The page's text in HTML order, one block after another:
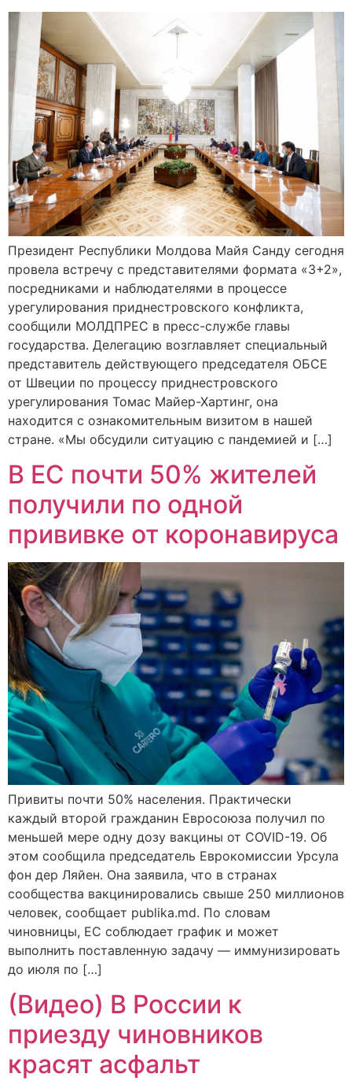
Президент Республики Молдова Майя Санду сегодня
провела встречу с представителями формата «3+2»,
посредниками и наблюдателями в процессе
урегулирования приднестровского конфликта,
сообщили МОЛДПРЕС в пресс-службе главы
государства. Делегацию возглавляет специальный
представитель действующего председателя ОБСЕ
от Швеции по процессу приднестровского
урегулирования Томас Майер-Хартинг, она
находится с ознакомительным визитом в нашей
стране. «Мы обсудили ситуацию с пандемией и […]
В ЕС почти 50% жителей
получили по одной
прививке от коронавируса
Привиты почти 50% населения. Практически
каждый второй гражданин Евросоюза получил по
меньшей мере одну дозу вакцины от COVID-19. Об
этом сообщила председатель Еврокомиссии Урсула
фон дер Ляйен. Она заявила, что в странах
сообщества вакцинировались свыше 250 миллионов
человек, сообщает publika.md. По словам
чиновницы, ЕС соблюдает график и может
выполнить поставленную задачу — иммунизировать
до июля по […]
(Видео) В России к
приезду чиновников
красят асфальт